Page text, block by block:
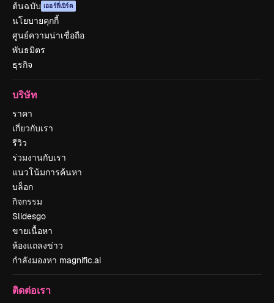
ต้นฉบับ เออร์ลี่เบิร์ด
นโยบายคุกกี้
ศูนย์ความน่าเชื่อถือ
พันธมิตร
ธุรกิจ
บริษัท
ราคา
เกี่ยวกับเรา
รีวิว
ร่วมงานกับเรา
แนวโน้มการค้นหา
บล็อก
กิจกรรม
Slidesgo
ขายเนื้อหา
ห้องแถลงข่าว
กำลังมองหา magnific.ai
ติดต่อเรา